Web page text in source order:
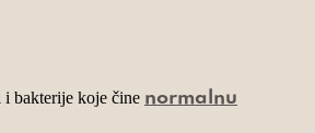
i bakterije koje čine normalnu